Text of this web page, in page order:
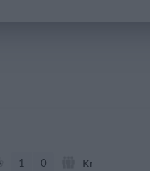
1 0 Kr